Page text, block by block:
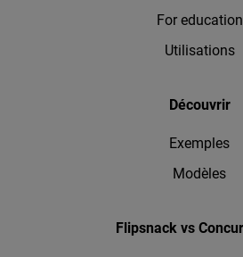
For education
Utilisations
Découvrir
Exemples
Modèles
Flipsnack vs